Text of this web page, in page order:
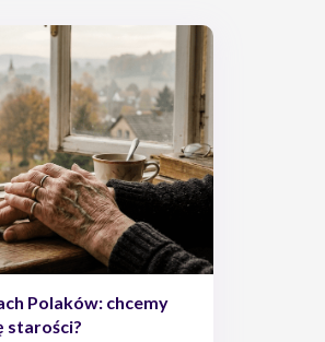
Polaków: chcemy
starości?